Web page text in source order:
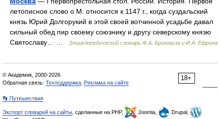
летописное слово о М. относится к 1147 г., когда суздальский
князь Юрий Долгорукий в этой своей вотчинной усадьбе давал
сильный обед пир своему союзнику и другу северскому князю
Святославу… …
Энциклопедический словарь Ф.А. Брокгауза и И.А. Ефрона
18+
© Академик, 2000-2026
Обратная связь: Техподдержка Реклама на сайте
👣 Путешествия
Экспорт словарей на сайты , сделанные на PHP, Joomla,
Drupal,